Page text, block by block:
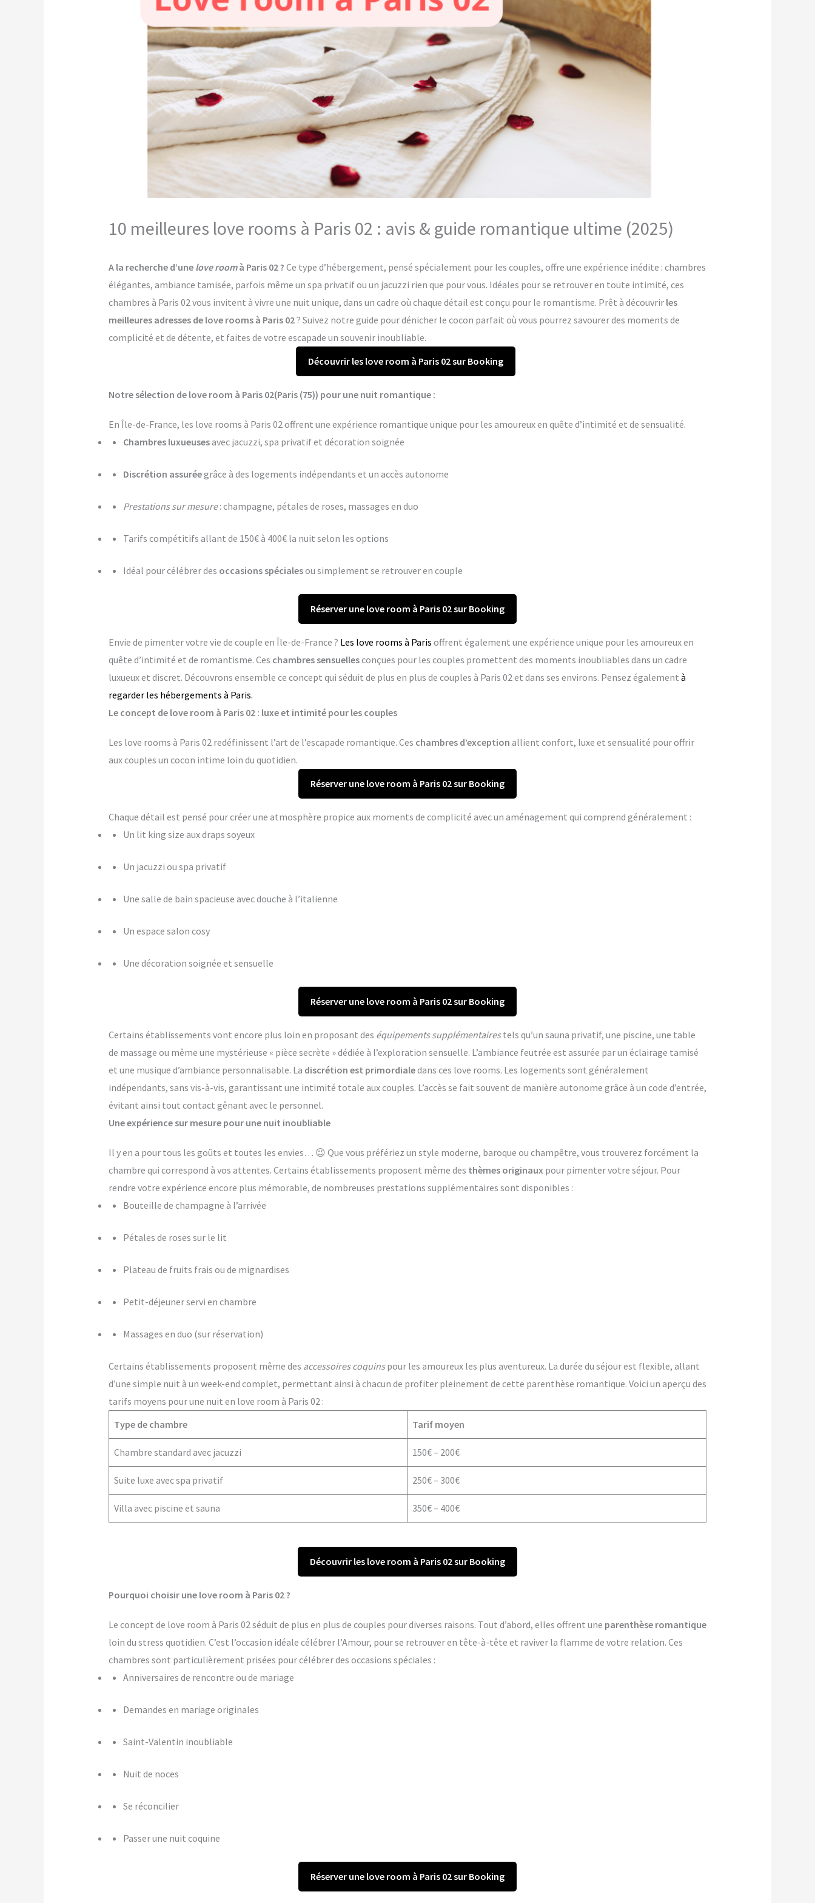
10 meilleures love rooms à Paris 02 : avis & guide romantique ultime (2025)
A la recherche d’une love roomà Paris 02 ? Ce type d’hébergement, pensé spécialement pour les couples, offre une expérience inédite : chambres
élégantes, ambiance tamisée, parfois même un spa privatif ou un jacuzzi rien que pour vous. Idéales pour se retrouver en toute intimité, ces
chambres à Paris 02 vous invitent à vivre une nuit unique, dans un cadre où chaque détail est conçu pour le romantisme. Prêt à découvrir les
meilleures adresses de love rooms à Paris 02? Suivez notre guide pour dénicher le cocon parfait où vous pourrez savourer des moments de
complicité et de détente, et faites de votre escapade un souvenir inoubliable.
Découvrir les love room à Paris 02 sur Booking
Notre sélection de love room à Paris 02(Paris (75)) pour une nuit romantique :
En Île-de-France, les love rooms à Paris 02 offrent une expérience romantique unique pour les amoureux en quête d’intimité et de sensualité.
Chambres luxueusesavec jacuzzi, spa privatif et décoration soignée
Discrétion assuréegrâce à des logements indépendants et un accès autonome
Prestations sur mesure: champagne, pétales de roses, massages en duo
Tarifs compétitifs allant de 150€ à 400€ la nuit selon les options
Idéal pour célébrer des occasions spécialesou simplement se retrouver en couple
Réserver une love room à Paris 02 sur Booking
Envie de pimenter votre vie de couple en Île-de-France ? Les love rooms à Paris offrent également une expérience unique pour les amoureux en
quête d’intimité et de romantisme. Ces chambres sensuellesconçues pour les couples promettent des moments inoubliables dans un cadre
luxueux et discret. Découvrons ensemble ce concept qui séduit de plus en plus de couples à Paris 02 et dans ses environs. Pensez également à
regarder les hébergements à Paris.
Le concept de love room à Paris 02 : luxe et intimité pour les couples
Les love rooms à Paris 02 redéfinissent l’art de l’escapade romantique. Ces chambres d’exception allient confort, luxe et sensualité pour offrir
aux couples un cocon intime loin du quotidien.
Réserver une love room à Paris 02 sur Booking
Chaque détail est pensé pour créer une atmosphère propice aux moments de complicité avec un aménagement qui comprend généralement :
Un lit king size aux draps soyeux
Un jacuzzi ou spa privatif
Une salle de bain spacieuse avec douche à l’italienne
Un espace salon cosy
Une décoration soignée et sensuelle
Réserver une love room à Paris 02 sur Booking
Certains établissements vont encore plus loin en proposant des équipements supplémentairestels qu’un sauna privatif, une piscine, une table
de massage ou même une mystérieuse « pièce secrète » dédiée à l’exploration sensuelle. L’ambiance feutrée est assurée par un éclairage tamisé
et une musique d’ambiance personnalisable. La discrétion est primordialedans ces love rooms. Les logements sont généralement
indépendants, sans vis-à-vis, garantissant une intimité totale aux couples. L’accès se fait souvent de manière autonome grâce à un code d’entrée,
évitant ainsi tout contact gênant avec le personnel.
Une expérience sur mesure pour une nuit inoubliable
Il y en a pour tous les goûts et toutes les envies… 😉 Que vous préfériez un style moderne, baroque ou champêtre, vous trouverez forcément la
chambre qui correspond à vos attentes. Certains établissements proposent même des thèmes originaux pour pimenter votre séjour. Pour
rendre votre expérience encore plus mémorable, de nombreuses prestations supplémentaires sont disponibles :
Bouteille de champagne à l’arrivée
Pétales de roses sur le lit
Plateau de fruits frais ou de mignardises
Petit-déjeuner servi en chambre
Massages en duo (sur réservation)
Certains établissements proposent même des accessoires coquinspour les amoureux les plus aventureux. La durée du séjour est flexible, allant
d’une simple nuit à un week-end complet, permettant ainsi à chacun de profiter pleinement de cette parenthèse romantique. Voici un aperçu des
tarifs moyens pour une nuit en love room à Paris 02 :
Type de chambre
Tarif moyen
Chambre standard avec jacuzzi 150€ – 200€
Suite luxe avec spa privatif 250€ – 300€
Villa avec piscine et sauna 350€ – 400€
Découvrir les love room à Paris 02 sur Booking
Pourquoi choisir une love room à Paris 02 ?
Le concept de love room à Paris 02 séduit de plus en plus de couples pour diverses raisons. Tout d’abord, elles offrent une parenthèse romantique
loin du stress quotidien. C’est l’occasion idéale célébrer l’Amour, pour se retrouver en tête-à-tête et raviver la flamme de votre relation. Ces
chambres sont particulièrement prisées pour célébrer des occasions spéciales :
Anniversaires de rencontre ou de mariage
Demandes en mariage originales
Saint-Valentin inoubliable
Nuit de noces
Se réconcilier
Passer une nuit coquine
Réserver une love room à Paris 02 sur Booking